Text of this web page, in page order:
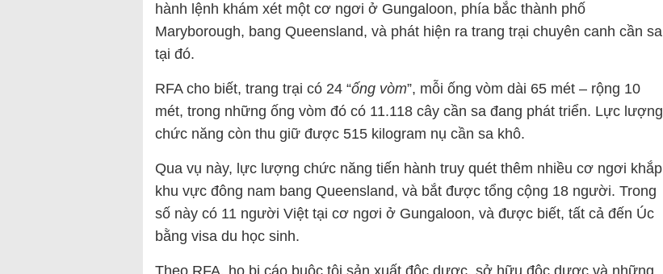
hành lệnh khám xét một cơ ngơi ở Gungaloon, phía bắc thành phố
Maryborough, bang Queensland, và phát hiện ra trang trại chuyên canh cần sa
tại đó.
RFA cho biết, trang trại có 24 “ống vòm”, mỗi ống vòm dài 65 mét – rộng 10
mét, trong những ống vòm đó có 11.118 cây cần sa đang phát triển. Lực lượng
chức năng còn thu giữ được 515 kilogram nụ cần sa khô.
Qua vụ này, lực lượng chức năng tiến hành truy quét thêm nhiều cơ ngơi khắp
khu vực đông nam bang Queensland, và bắt được tổng cộng 18 người. Trong
số này có 11 người Việt tại cơ ngơi ở Gungaloon, và được biết, tất cả đến Úc
bằng visa du học sinh.